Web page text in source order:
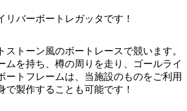
ウ
い
画
リバーボートレガッタです！
ストーン風のボートレースで競います。
ムを持ち、樽の周りを走り、ゴールライ
ートフレームは、当施設のものをご利用
で製作することも可能です！